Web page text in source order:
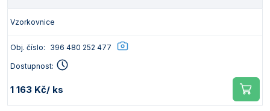
Vzorkovnice
Obj. číslo: 396 480 252 477
Dostupnost:
1 163 Kč/ ks